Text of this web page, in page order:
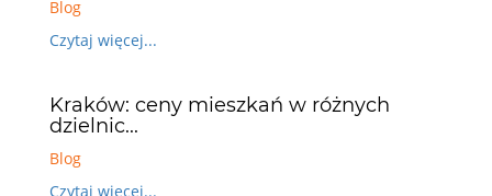
Blog
Czytaj więcej...
Kraków: ceny mieszkań w różnych
dzielnic...
Blog
Czytaj więcej...